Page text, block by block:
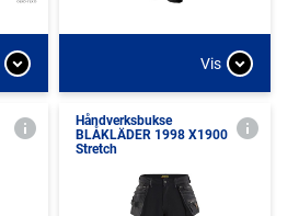
Vis
Håndverksbukse
BLÅKLÄDER 1998 X1900
Stretch